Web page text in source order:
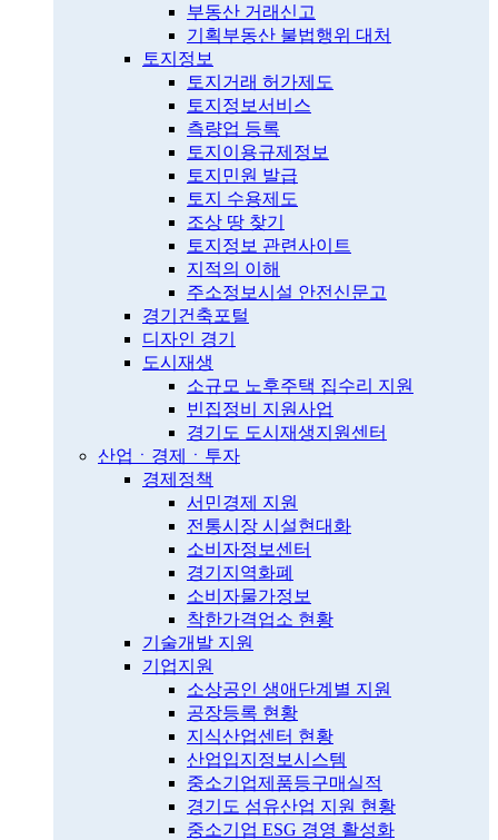
부동산 거래신고
기획부동산 불법행위 대처
토지정보
토지거래 허가제도
토지정보서비스
측량업 등록
토지이용규제정보
토지민원 발급
토지 수용제도
조상 땅 찾기
토지정보 관련사이트
지적의 이해
주소정보시설 안전신문고
경기건축포털
디자인 경기
도시재생
소규모 노후주택 집수리 지원
빈집정비 지원사업
경기도 도시재생지원센터
산업ㆍ경제ㆍ투자
경제정책
서민경제 지원
전통시장 시설현대화
소비자정보센터
경기지역화폐
소비자물가정보
착한가격업소 현황
기술개발 지원
기업지원
소상공인 생애단계별 지원
공장등록 현황
지식산업센터 현황
산업입지정보시스템
중소기업제품등구매실적
경기도 섬유산업 지원 현황
중소기업 ESG 경영 활성화